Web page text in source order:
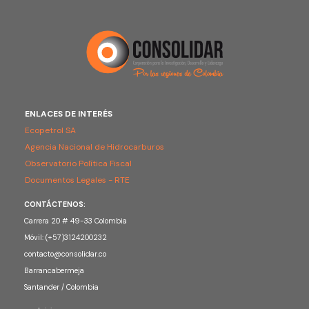
ENLACES DE INTERÉS
Ecopetrol SA
Agencia Nacional de Hidrocarburos
Observatorio Política Fiscal
Documentos Legales - RTE
CONTÁCTENOS:
Carrera 20 # 49-33 Colombia
Móvil: (+57)3124200232
contacto@consolidar.co
Barrancabermeja
Santander / Colombia